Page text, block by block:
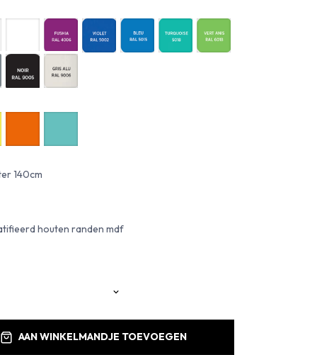
140cm
houten randen mdf
AAN WINKELMANDJE TOEVOEGEN